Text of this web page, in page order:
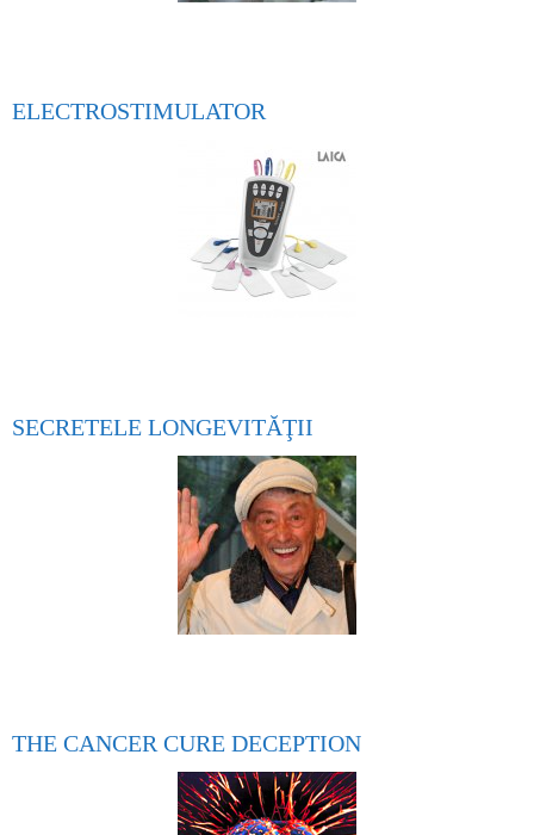
ELECTROSTIMULATOR
SECRETELE LONGEVITĂŢII
THE CANCER CURE DECEPTION